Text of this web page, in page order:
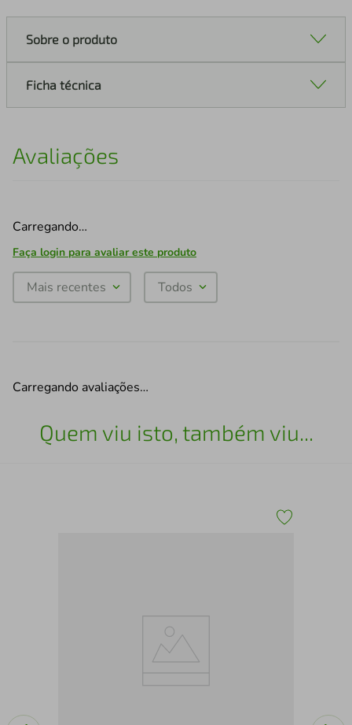
Sobre o produto
Ficha técnica
Avaliações
Carregando…
Faça login para avaliar este produto
Mais recentes Todos
Carregando avaliações…
Quem viu isto, também viu...